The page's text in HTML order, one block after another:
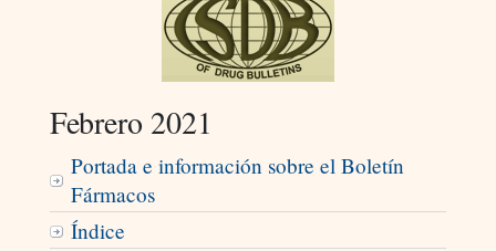
Febrero 2021
Portada e información sobre el Boletín
Fármacos
Índice